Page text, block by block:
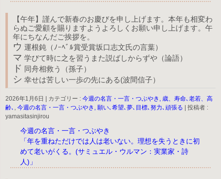
【午年】謹んで新春のお慶びを申し上げます。本年も相変わ
らぬご愛顧を賜りますようよろしくお願い申し上げます。午
年にちなんだご挨拶を。
ウ 運根鈍（ﾉｰﾍﾞﾙ賞受賞坂口志文氏の言葉）
マ 学びて時に之を習うまた説ばしからずや（論語）
ド 同舟相救う（孫子）
シ 幸せは苦しい一歩の先にある(波間信子）
2026年1月6日 | カテゴリー : 今週の名言・一言・つぶやき, 歳、寿命､老若、高
齢､
今週の名言・一言・つぶやき, 願い､希望､夢､目標､努力､頑張る | 投稿者 :
yamasitasinjirou
今週の名言・一言・つぶやき
「年を重ねただけでは人は老いない。理想を失うときに初
めて老いがくる。(サミュエル・ウルマン：実業家・詩
人)」